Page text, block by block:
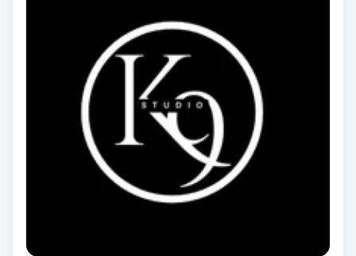
Naglar reparation
Navelpiercing